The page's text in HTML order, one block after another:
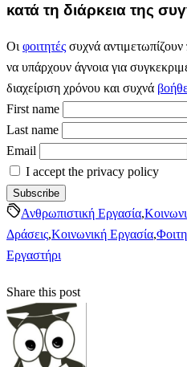
κατά τη διάρκεια της
Οι φοιτητές συχνά
να υπάρχουν άγνοια για
διαχείριση χρόνου και συχνά
First name
Last name
Email
I accept the privacy policy
Ανθρωπιστική Εργασία,
Δράσεις,Κοινωνική Εργασία,
Εργαστήρι
Share this post